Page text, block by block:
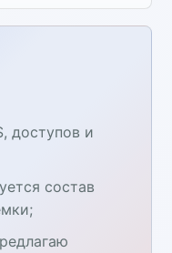
доступов и
состав